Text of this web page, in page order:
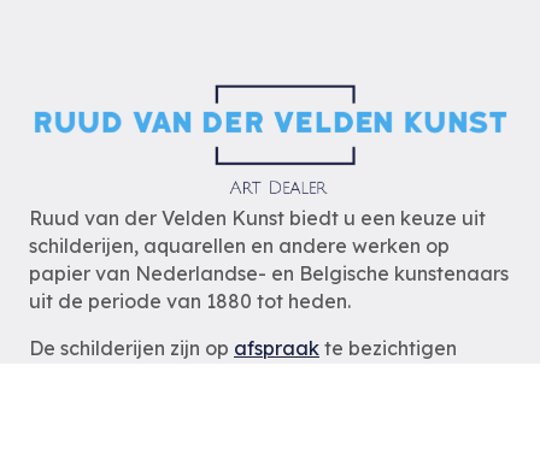
Ruud van der Velden Kunst biedt u een keuze uit
schilderijen, aquarellen en andere werken op
papier van Nederlandse- en Belgische kunstenaars
uit de periode van 1880 tot heden.
De schilderijen zijn op afspraak te bezichtigen